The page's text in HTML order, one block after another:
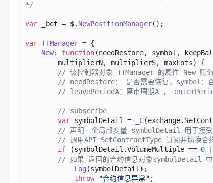
*/
var _bot = $. NewPositionManager
var TTManager
New: function(needRestore, symbol,
        multiplierN, multiplierS, maxLots
) {
// 该控制器对象 TTManager 的属性 New 赋值
// needRestore： 是否需要恢复，symbol：
// leavePeriodA：离市周期A ，
// subscribe
var symbolDetail = _C(exchange.
// 声明一个局部变量 symbolDetail 用于接受
// 调用API SetContractType 订阅并切换合
if (symbolDetail.VolumeMultiple == 0
// 如果 返回的合约信息对象symbolDetail
Log(symbolDetail);
throw
"合约信息异常" ;